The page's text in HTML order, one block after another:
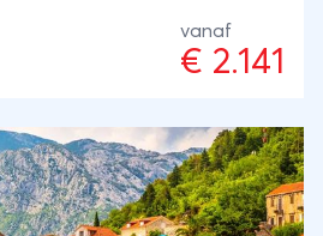
natuur vol met blauwe
Zeker in Bosnië en
elkaar. Snuif cultuur in
en in Mostar, met de
brug. Bezoek de
zoals Una Nationaal Park in
vanaf
€ 2.141